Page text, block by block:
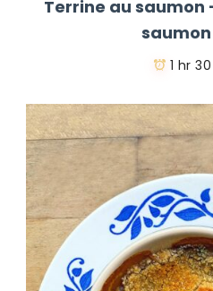
Terrine au saumon
1 hr